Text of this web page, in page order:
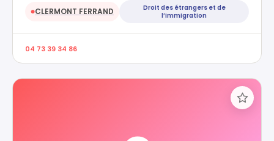
●CLERMONT FERRAND
Droit des étrangers et de
l’immigration
04 73 39 34 86